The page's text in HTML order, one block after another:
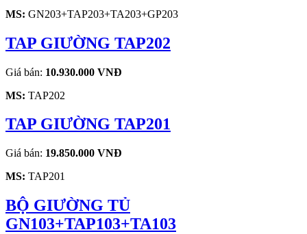
MS: GN203+TAP203+TA203+GP203
TAP GIƯỜNG TAP202
Giá bán: 10.930.000 VNĐ
MS: TAP202
TAP GIƯỜNG TAP201
Giá bán: 19.850.000 VNĐ
MS: TAP201
BỘ GIƯỜNG TỦ
GN103+TAP103+TA103